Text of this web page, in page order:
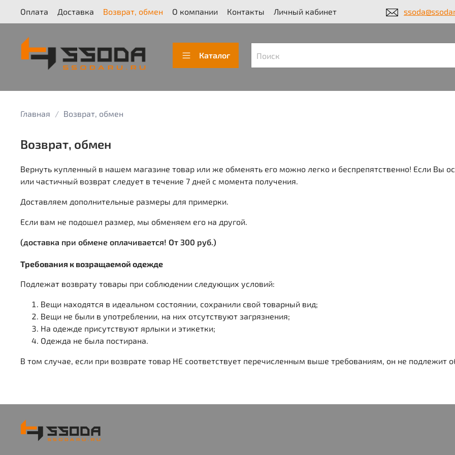
Оплата Доставка Возврат, обмен О компании Контакты Личный кабинет
Каталог
Главная Возврат, обмен
Возврат, обмен
Вернуть купленный в нашем магазине товар или же обменять его можно легко и беспрепятственно! Если Вы
или частичный возврат следует в течение 7 дней с момента получения.
Доставляем дополнительные размеры для примерки.
Если вам не подошел размер, мы обменяем его на другой.
(доставка при обмене оплачивается! От 300 руб.)
Требования к возращаемой одежде
Подлежат возврату товары при соблюдении следующих условий:
Вещи находятся в идеальном состоянии, сохранили свой товарный вид;
Вещи не были в употреблении, на них отсутствуют загрязнения;
На одежде присутствуют ярлыки и этикетки;
Одежда не была постирана.
В том случае, если при возврате товар НЕ соответствует перечисленным выше требованиям, он не подлежит